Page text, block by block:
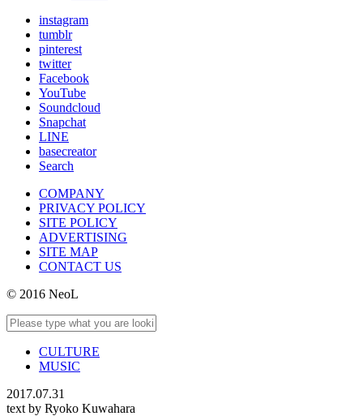
instagram
tumblr
pinterest
twitter
Facebook
YouTube
Soundcloud
Snapchat
LINE
basecreator
Search
COMPANY
PRIVACY POLICY
SITE POLICY
ADVERTISING
SITE MAP
CONTACT US
© 2016 NeoL
CULTURE
MUSIC
2017.07.31
text by Ryoko Kuwahara